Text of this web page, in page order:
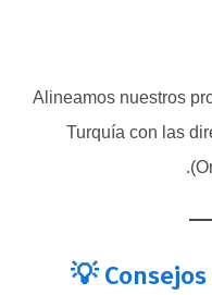
Alineamos nuestros
Turquía con las